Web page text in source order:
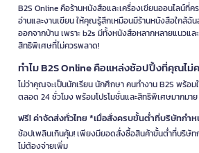
B2S Online คือร้านหนังสือและเครื่องเขียนออนไลน์ที่
อ่านและงานเขียน ให้คุณรู้สึกเหมือนมีร้านหนังสือใกล้ฉั
ออกจากบ้าน เพราะ b2s มีทั้งหนังสือหลากหลายแนวแ
สิทธิพิเศษที่ไม่ควรพลาด!
ทำไม B2S Online คือแหล่งช้อปปิ้งที่คุณไม่
ไม่ว่าคุณจะเป็นนักเรียน นักศึกษา คนทำงาน B2S พร้
ตลอด 24 ชั่วโมง พร้อมโปรโมชั่นและสิทธิพิเศษมากมาย
ฟรี! ค่าจัดส่งทั่วไทย *เมื่อสั่งครบขั้นต่ำที่บริษัทกำ
ช้อปเพลินเกินคุ้ม! เพียงมียอดสั่งซื้อสินค้าขั้นต่ำที่บริษั
ไม่ต้องจ่ายเพิ่ม